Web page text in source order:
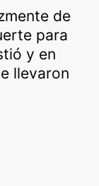
de
para
y en
llevaron